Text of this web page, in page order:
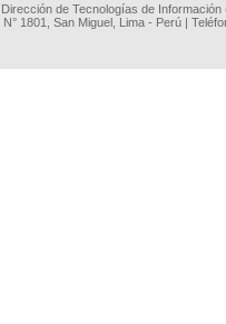
de Tecnologías de
1801, San Miguel, Lima - Perú |